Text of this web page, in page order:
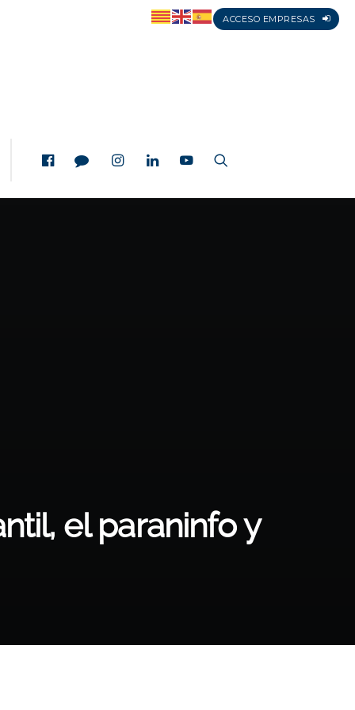
ACCESO EMPRESAS
el paraninfo y